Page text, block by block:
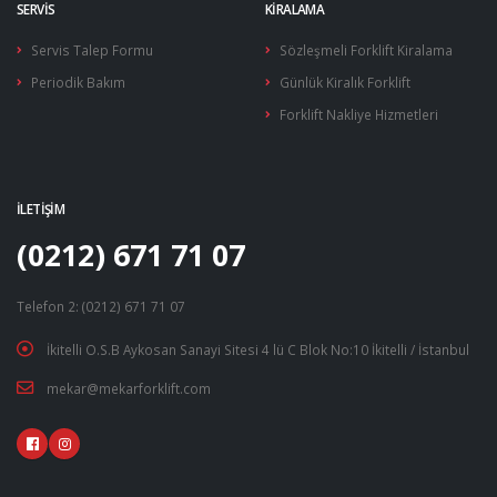
SERVIS
Servis Talep Formu
Periodik Bakım
KIRALAMA
Sözleşmeli Forklift Kiralama
Günlük Kiralık Forklift
Forklift Nakliye Hizmetleri
İLETIŞIM
(0212) 671 71 07
Telefon 2: (0212) 671 71 07
İkitelli O.S.B Aykosan Sanayi Sitesi 4 lü C Blok No:10 İkitelli / İstanbul
mekar@mekarforklift.com